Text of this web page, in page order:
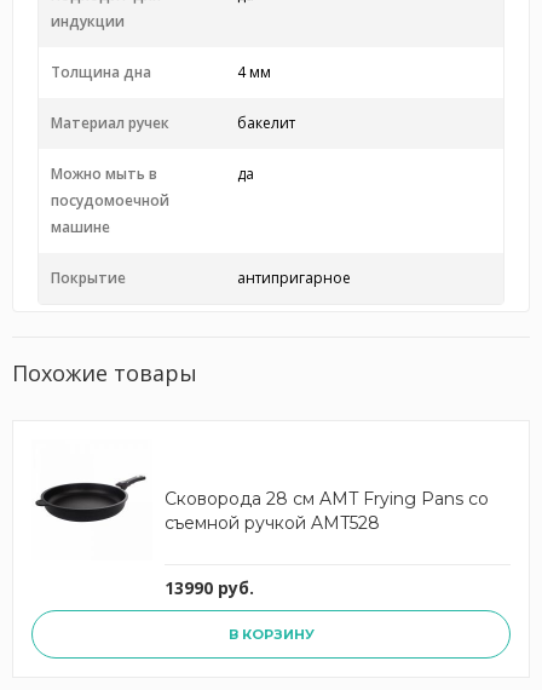
индукции
Толщина дна 4 мм
Материал ручек бакелит
Можно мыть в
посудомоечной
машине
да
Покрытие антипригарное
Похожие товары
Сковорода 28 см AMT Frying Pans со
съемной ручкой AMT528
13990 руб.
В КОРЗИНУ